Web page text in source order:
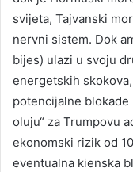
svijeta, Tajvanski
nervni sistem. Dok
bijes) ulazi u svoju
energetskih
potencijalne
oluju“ za Trumpovu
ekonomski rizik od
eventualna kienska